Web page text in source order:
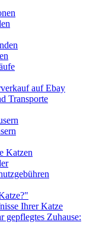
auf Ebay
Transporte
Katzen
Ihrer Katze
gepflegtes Zuhause: